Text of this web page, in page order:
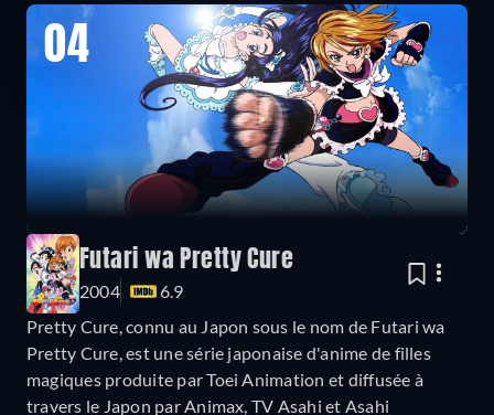
04
Futari wa Pretty Cure
2004
6.9
Pretty Cure, connu au Japon sous le nom de Futari wa
Pretty Cure, est une série japonaise d'anime de filles
magiques produite par Toei Animation et diffusée à
travers le Japon par Animax, TV Asahi et Asahi